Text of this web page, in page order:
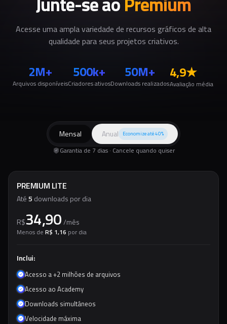
Acesse uma ampla variedade de recursos gráficos de alta
qualidade para seus projetos criativos.
2M+
Arquivos disponíveis
500k+
Criadores ativos
50M+
Downloads realizados
4,9★
Avaliação média
Mensal Anual Economize até 40%
Garantia de 7 dias · Cancele quando quiser
PREMIUM LITE
Até5 downloads por dia
R$34,90 /mês
Menos de R$ 1,16 por dia
Inclui:
Acesso a +2 milhões de arquivos
Acesso ao Academy
Downloads simultâneos
Velocidade máxima